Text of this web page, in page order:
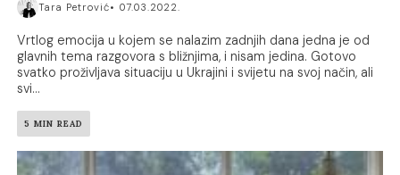
Tara Petrović 07.03.2022.
Vrtlog emocija u kojem se nalazim zadnjih dana jedna je od
glavnih tema razgovora s bližnjima, i nisam jedina. Gotovo
svatko proživljava situaciju u Ukrajini i svijetu na svoj način, ali
svi...
5 MIN READ